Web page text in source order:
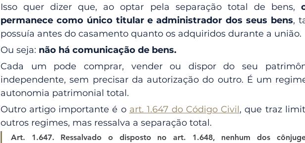
Isso quer dizer que, ao optar pela separação total de bens,
permanece como único titular e administrador dos seus bens,
possuía antes do casamento quanto os adquiridos durante a união.
Ou seja: não há comunicação de bens.
Cada um pode comprar, vender ou dispor do seu
independente, sem precisar da autorização do outro. É um
autonomia patrimonial total.
Outro artigo importante é o art. 1.647 do Código Civil, que traz
outros regimes, mas ressalva a separação total.
Art. 1.647. Ressalvado o disposto no art. 1.648, nenhum dos